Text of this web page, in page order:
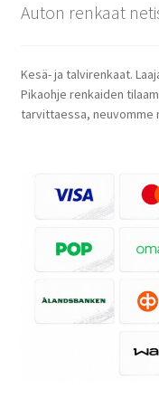
Auton renkaat
Kesä- ja talvirenkaat.
Pikaohje renkaiden
tarvittaessa, neuvomme